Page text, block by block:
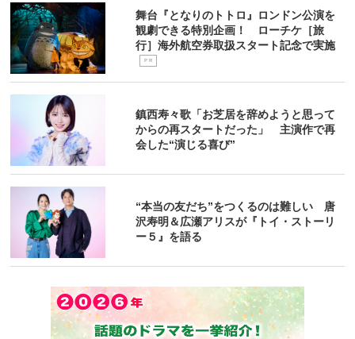
舞台『となりのトトロ』ロンドン公演を
観劇できる特別企画！ ローチケ［旅
行］海外航空券取扱スタート記念で実施
P R
鎮西寿々歌「お芝居を辞めようと思って
からの再スタートだった」 主演作で再
会した“演じる喜び”
“本当の友だち”をつくるのは難しい 唐
沢寿明＆広瀬アリスが『トイ・ストーリ
ー５』を語る